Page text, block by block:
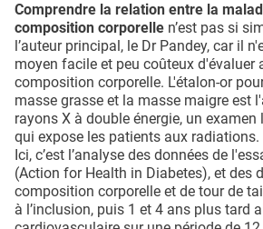
Comprendre la relation entre la
composition corporelle n’est pas si
l’auteur principal, le Dr Pandey, car il
moyen facile et peu coûteux d'évaluer
composition corporelle. L'étalon-or
masse grasse et la masse maigre est
rayons X à double énergie, un
qui expose les patients aux radiations.
Ici, c’est l’analyse des données de
(Action for Health in Diabetes), et des
composition corporelle et de tour de
à l’inclusion, puis 1 et 4 ans plus tard